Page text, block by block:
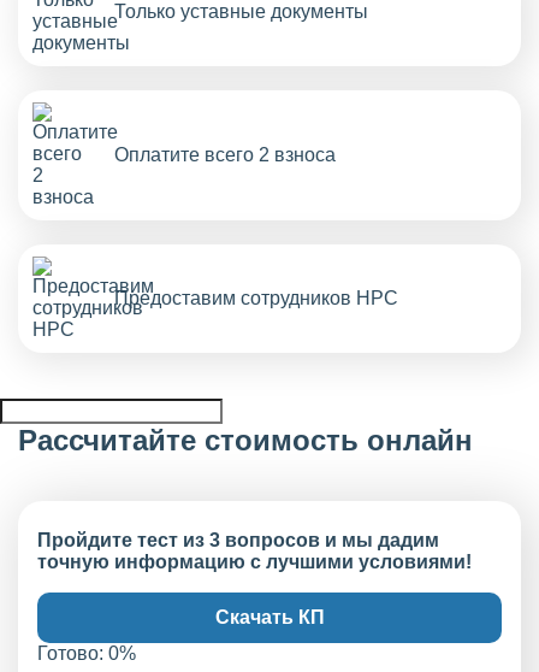
Только уставные документы
Оплатите всего 2 взноса
Предоставим сотрудников НРС
Рассчитайте стоимость онлайн
Пройдите тест из 3 вопросов и мы дадим
точную информацию с лучшими условиями!
Скачать КП
Готово: 0%